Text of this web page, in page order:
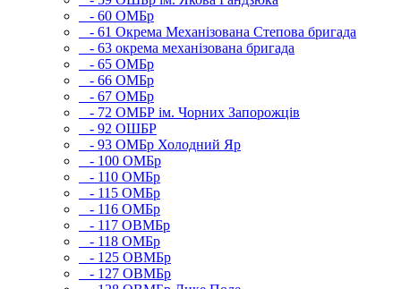
- 60 ОМБр
- 61 Окрема Механізована Степова бригада
- 63 окрема механізована бригада
- 65 ОМБр
- 66 ОМБр
- 67 ОМБр
- 72 ОМБР ім. Чорних Запорожців
- 92 ОШБР
- 93 ОМБр Холодний Яр
- 100 ОМБр
- 110 ОМБр
- 115 ОМБр
- 116 ОМБр
- 117 ОВМБр
- 118 ОМБр
- 125 ОВМБр
- 127 ОВМБр